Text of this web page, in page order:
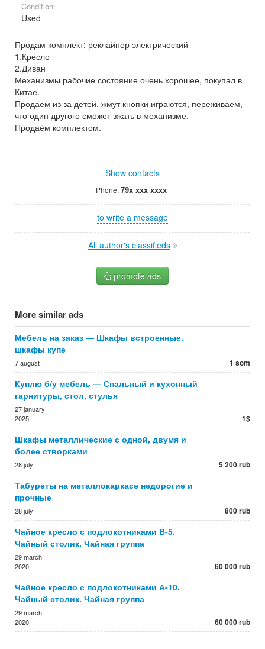
Condition:
Used
Продам комплект: реклайнер электрический
1.Кресло
2.Диван
Механизмы рабочие состояние очень хорошее, покупал в
Китае.
Продаём из за детей, жмут кнопки играются, переживаем,
что один другого сможет зжать в механизме.
Продаём комплектом.
Show contacts
Phone. 79x xxx xxxx
to write a message
All author's classifieds
promote ads
More similar ads
Мебель на заказ — Шкафы встроенные,
шкафы купе
7 august 1 som
Куплю б/у мебель — Спальный и кухонный
гарнитуры, стол, стулья
27 january
2025
1$
Шкафы металлические с одной, двумя и
более створками
28 july 5 200 rub
Табуреты на металлокаркасе недорогие и
прочные
28 july 800 rub
Чайное кресло с подлокотниками В-5.
Чайный столик. Чайная группа
29 march
2020
60 000 rub
Чайное кресло с подлокотниками А-10.
Чайный столик. Чайная группа
29 march
2020
60 000 rub